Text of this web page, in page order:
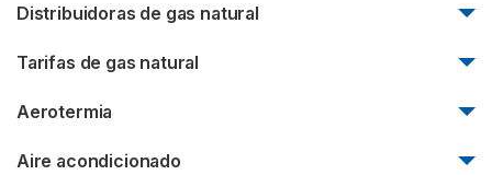
Distribuidoras de gas natural
Nedgia
Redexis
Tarifas de gas natural
Tarifas de gas Endesa
Tarifas de gas TotalEnergies
Aerotermia
Aerotermia en un piso
Aire acondicionado